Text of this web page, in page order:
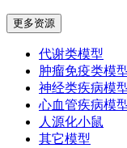
更多资源
代谢类模型
肿瘤免疫类模
神经类疾病模
心血管疾病模
人源化小鼠
其它模型